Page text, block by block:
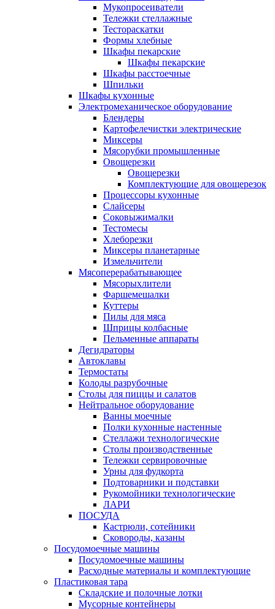
Мукопросеиватели
Тележки стеллажные
Тестораскатки
Формы хлебные
Шкафы пекарские
Шкафы пекарские
Шкафы расстоечные
Шпильки
Шкафы кухонные
Электромеханическое оборудование
Блендеры
Картофелечистки электрические
Миксеры
Мясорубки промышленные
Овощерезки
Овощерезки
Комплектующие для овощерезок
Процессоры кухонные
Слайсеры
Соковыжималки
Тестомесы
Хлеборезки
Миксеры планетарные
Измельчители
Мясоперерабатывающее
Мясорыхлители
Фаршемешалки
Куттеры
Пилы для мяса
Шприцы колбасные
Пельменные аппараты
Дегидраторы
Автоклавы
Термостаты
Колоды разрубочные
Столы для пиццы и салатов
Нейтральное оборудование
Ванны моечные
Полки кухонные настенные
Стеллажи технологические
Столы производственные
Тележки сервировочные
Урны для фудкорта
Подтоварники и подставки
Рукомойники технологические
ЛАРИ
ПОСУДА
Кастрюли, сотейники
Сковороды, казаны
Посудомоечные машины
Посудомоечные машины
Расходные материалы и комплектующие
Пластиковая тара
Складские и полочные лотки
Мусорные контейнеры